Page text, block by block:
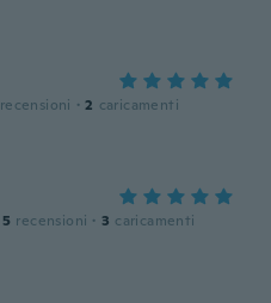
recensioni · 2 caricamenti
5 recensioni · 3 caricamenti